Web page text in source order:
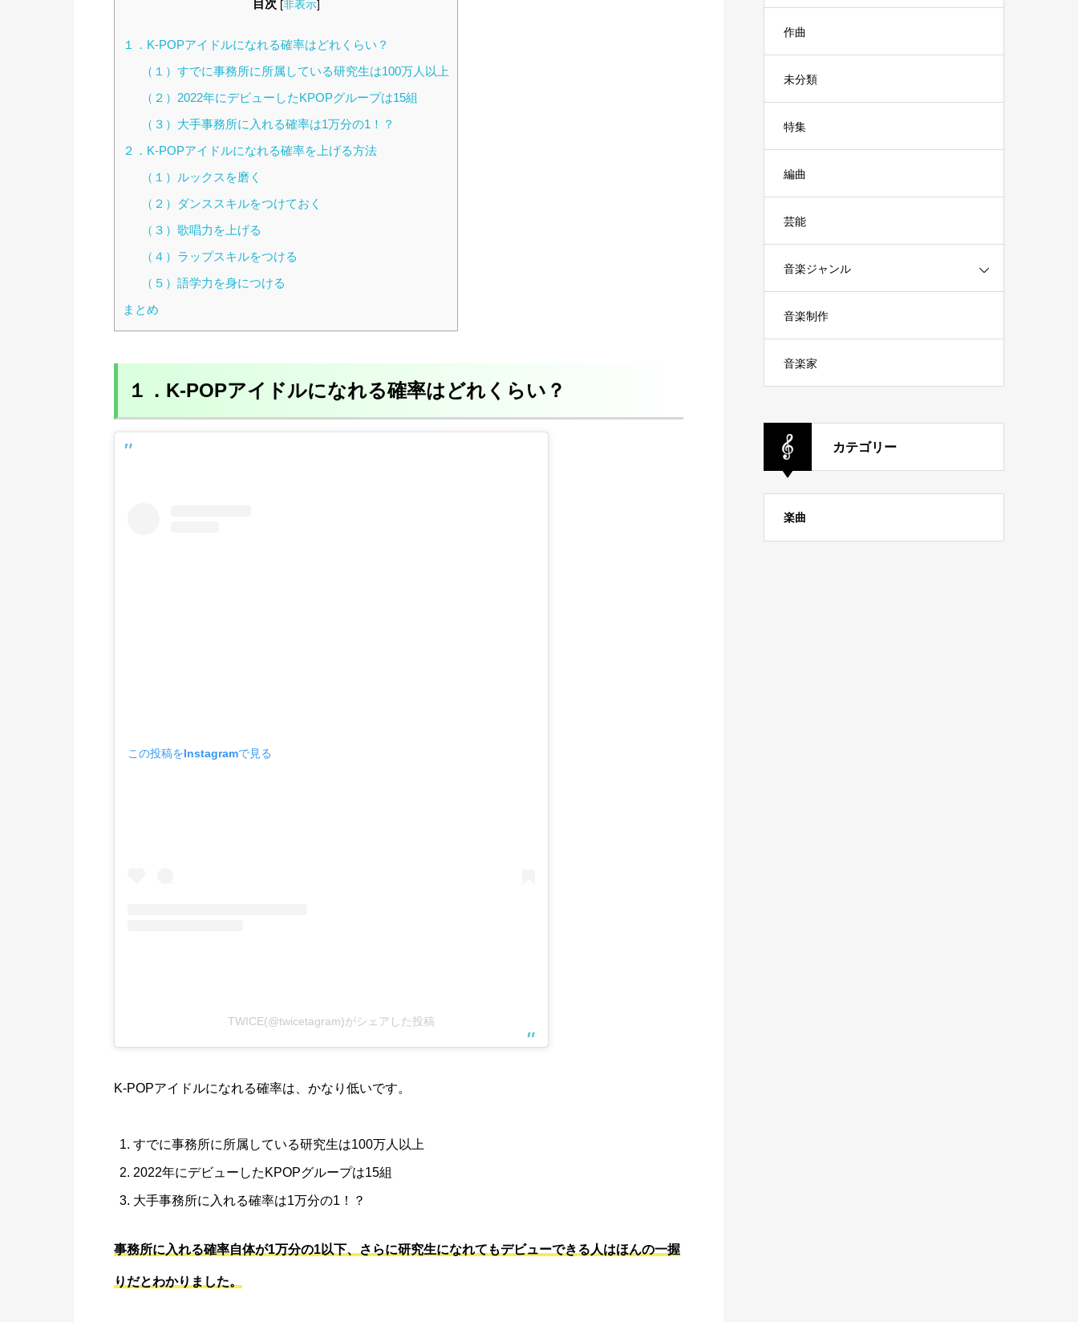
目次 [非表示]
１．K-POPアイドルになれる確率はどれくらい？
（１）すでに事務所に所属している研究生は100万人以上
（２）2022年にデビューしたKPOPグループは15組
（３）大手事務所に入れる確率は1万分の1！？
２．K-POPアイドルになれる確率を上げる方法
（１）ルックスを磨く
（２）ダンススキルをつけておく
（３）歌唱力を上げる
（４）ラップスキルをつける
（５）語学力を身につける
まとめ
１．K-POPアイドルになれる確率はどれくらい？
この投稿をInstagramで見る
TWICE(@twicetagram)がシェアした投稿
K-POPアイドルになれる確率は、かなり低いです。
すでに事務所に所属している研究生は100万人以上
2022年にデビューしたKPOPグループは15組
大手事務所に入れる確率は1万分の1！？
事務所に入れる確率自体が1万分の1以下、さらに研究生になれてもデビューできる人はほんの一握
りだとわかりました。
作曲
未分類
特集
編曲
芸能
音楽ジャンル
音楽制作
音楽家
カテゴリー
楽曲